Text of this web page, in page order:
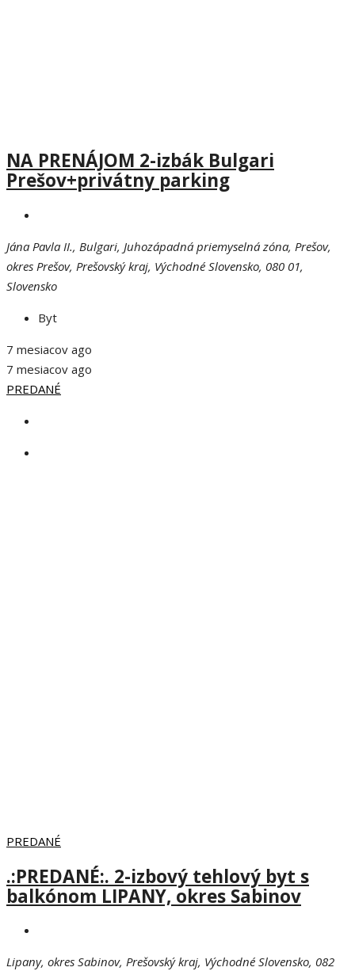
NA PRENÁJOM 2-izbák Bulgari
Prešov+privátny parking
Jána Pavla II., Bulgari, Juhozápadná priemyselná zóna, Prešov,
okres Prešov, Prešovský kraj, Východné Slovensko, 080 01,
Slovensko
Byt
7 mesiacov ago
7 mesiacov ago
PREDANÉ
PREDANÉ
.:PREDANÉ:. 2-izbový tehlový byt s
balkónom LIPANY, okres Sabinov
Lipany, okres Sabinov, Prešovský kraj, Východné Slovensko, 082